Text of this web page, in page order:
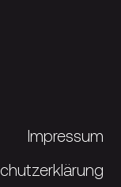
Impressum